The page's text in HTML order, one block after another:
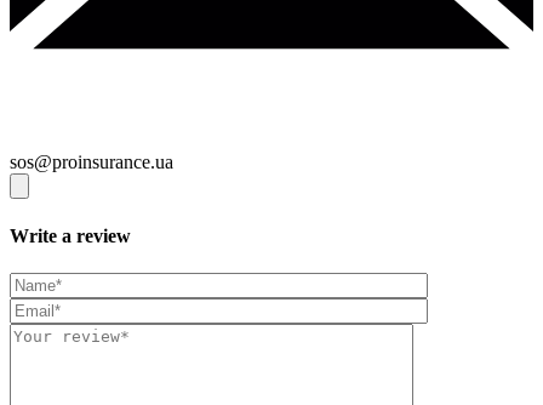
sos@proinsurance.ua
Write a review